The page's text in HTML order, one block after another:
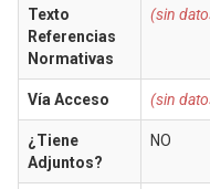
Texto
Referencias
Normativas
(sin
Vía Acceso (sin
¿Tiene
Adjuntos?
NO